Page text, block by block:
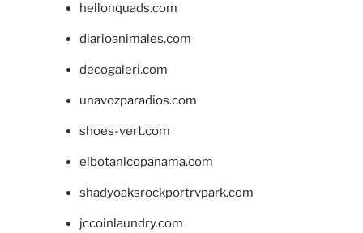
hellonquads.com
diarioanimales.com
decogaleri.com
unavozparadios.com
shoes-vert.com
elbotanicopanama.com
shadyoaksrockportrvpark.com
jccoinlaundry.com